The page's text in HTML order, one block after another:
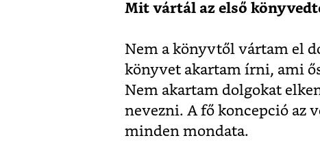
Mit vártál az első
Nem a könyvtől vártam el
könyvet akartam írni, ami
Nem akartam dolgokat
nevezni. A fő koncepció az
minden mondata.